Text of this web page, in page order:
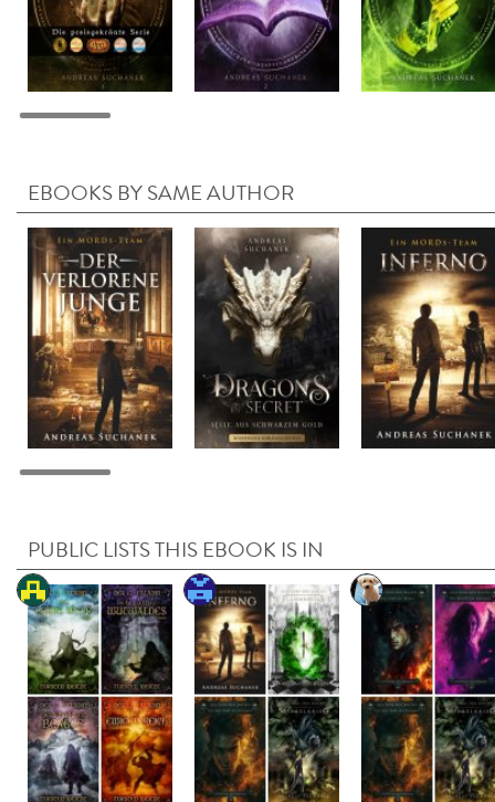
EBOOKS BY SAME AUTHOR
PUBLIC LISTS THIS EBOOK IS IN